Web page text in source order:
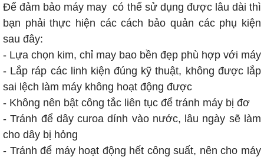
Để đảm bảo máy may có thể sử dụng được lâu dài thì
bạn phải thực hiện các cách bảo quản các phụ kiện
sau đây:
- Lựa chọn kim, chỉ may bao bền đẹp phù hợp với máy
- Lắp ráp các linh kiện đúng kỹ thuật, không được lắp
sai lệch làm máy không hoạt động được
- Không nên bật công tắc liên tục để tránh máy bị đơ
- Tránh để dây curoa dính vào nước, lâu ngày sẽ làm
cho dây bị hỏng
- Tránh để máy hoạt động hết công suất, nên cho máy